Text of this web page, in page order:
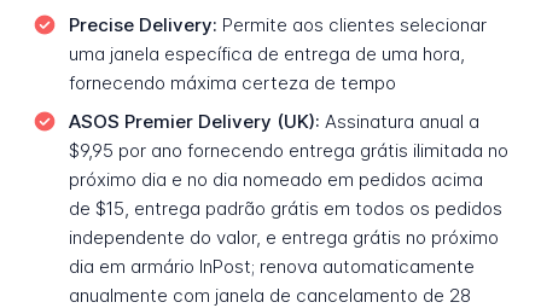
Precise Delivery: Permite aos clientes selecionar
uma janela específica de entrega de uma hora,
fornecendo máxima certeza de tempo
ASOS Premier Delivery (UK): Assinatura anual a
$9,95 por ano fornecendo entrega grátis ilimitada no
próximo dia e no dia nomeado em pedidos acima
de $15, entrega padrão grátis em todos os pedidos
independente do valor, e entrega grátis no próximo
dia em armário InPost; renova automaticamente
anualmente com janela de cancelamento de 28